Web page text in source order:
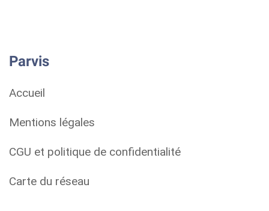
Parvis
Accueil
Mentions légales
CGU et politique de confidentialité
Carte du réseau